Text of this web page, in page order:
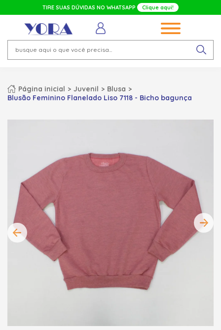
TIRE SUAS DÚVIDAS NO WHATSAPP Clique aqui!
Página inicial Juvenil
Blusa
Blusão Feminino Flanelado Liso 7118 - Bicho bagunça